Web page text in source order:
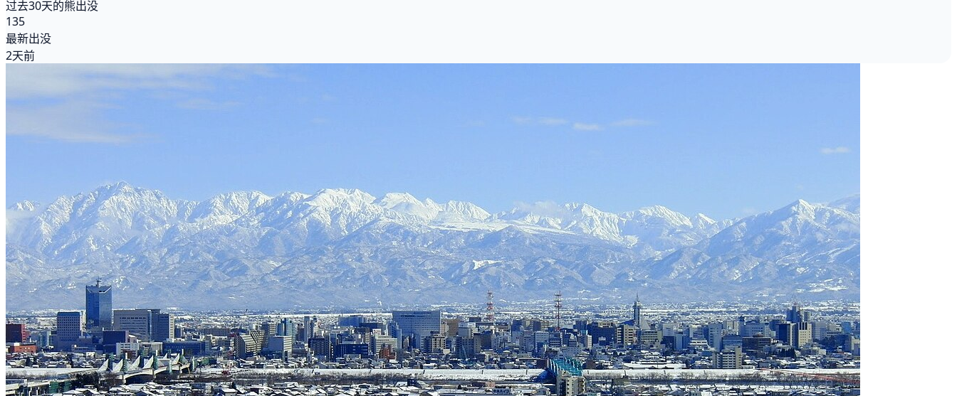
过去30天的熊出没
135
最新出没
2天前